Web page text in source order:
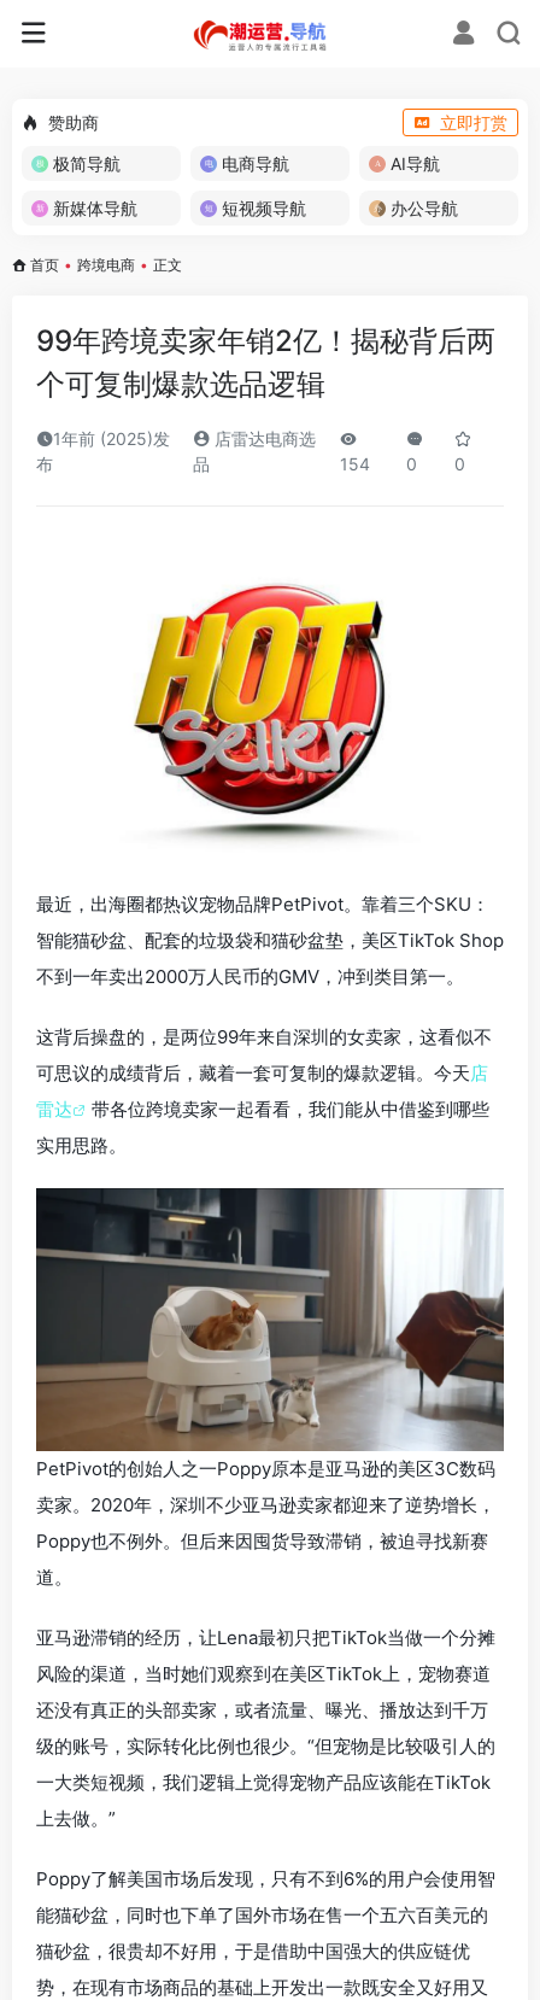
赞助商
立即打赏
极简导航
电商导航 AI导航
新媒体导航 短视频导航 办公导航
首页 • 跨境电商 • 正文
99年跨境卖家年销2亿！揭秘背后两
个可复制爆款选品逻辑
1年前 (2025)发
布
店雷达电商选
品
154 0 0
最近，出海圈都热议宠物品牌PetPivot。靠着三个SKU：
智能猫砂盆、配套的垃圾袋和猫砂盆垫，美区TikTok Shop
不到一年卖出2000万人民币的GMV，冲到类目第一。
这背后操盘的，是两位99年来自深圳的女卖家，这看似不
可思议的成绩背后，藏着一套可复制的爆款逻辑。今天店
雷达
带各位跨境卖家一起看看，我们能从中借鉴到哪些
实用思路。
PetPivot的创始人之一Poppy原本是亚马逊的美区3C数码
卖家。2020年，深圳不少亚马逊卖家都迎来了逆势增长，
Poppy也不例外。但后来因囤货导致滞销，被迫寻找新赛
道。
亚马逊滞销的经历，让Lena最初只把TikTok当做一个分摊
风险的渠道，当时她们观察到在美区TikTok上，宠物赛道
还没有真正的头部卖家，或者流量、曝光、播放达到千万
级的账号，实际转化比例也很少。“但宠物是比较吸引人的
一大类短视频，我们逻辑上觉得宠物产品应该能在TikTok
上去做。”
Poppy了解美国市场后发现，只有不到6%的用户会使用智
能猫砂盆，同时也下单了国外市场在售一个五六百美元的
猫砂盆，很贵却不好用，于是借助中国强大的供应链优
势，在现有市场商品的基础上开发出一款既安全又好用又